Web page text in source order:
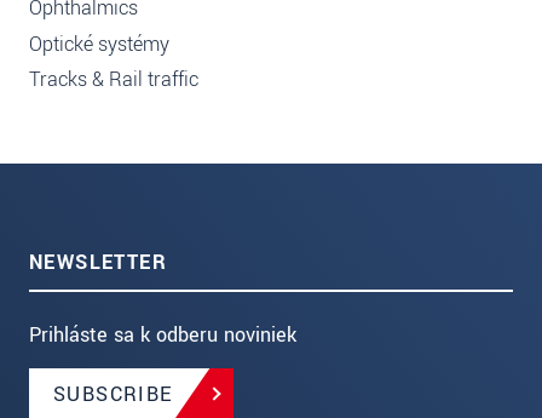
Ophthalmics
Optické systémy
Tracks & Rail traffic
NEWSLETTER
Prihláste sa k odberu noviniek
SUBSCRIBE